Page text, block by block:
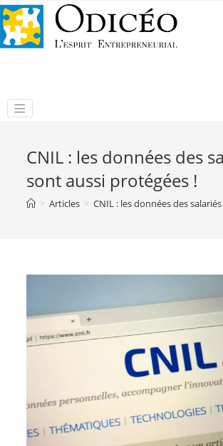
CNIL : les données des
sont aussi protégées !
> Articles > CNIL : les données des